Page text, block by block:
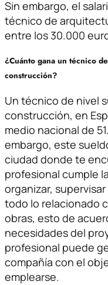
Sin embargo, el
técnico de
entre los 30.000
¿Cuánto gana un técnico
construcción?
Un técnico de nivel
construcción, en
medio nacional de
embargo, este
ciudad donde te
profesional cumple
organizar,
todo lo relacionado
obras, esto de
necesidades del
profesional puede
compañía con el
emplearse.